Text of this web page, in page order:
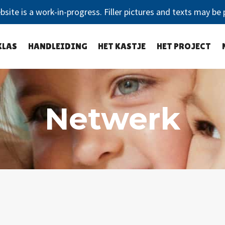
is a work-in-progress. Filler pictures and texts may be
HANDLEIDING HET KASTJE HET PROJECT
Netwerk